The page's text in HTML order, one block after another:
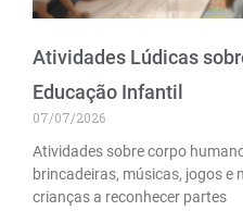
Atividades Lúdicas
Educação Infantil
07/07/2026
Atividades sobre corpo
brincadeiras, músicas, jogos e
crianças a reconhecer partes